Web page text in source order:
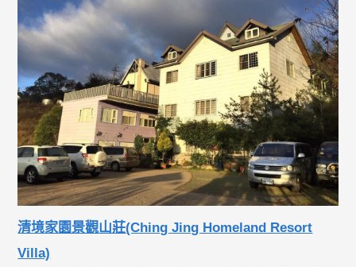
清境家園景觀山莊(Ching Jing Homeland Resort
Villa)